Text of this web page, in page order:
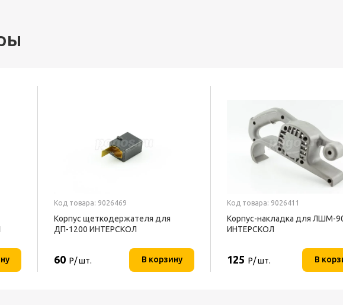
Код товара: 9026469
Корпус щеткодержателя для
ДП-1200 ИНТЕРСКОЛ
60 Р/ шт. В корзину
Код товара: 9026411
Корпус-накладка для ЛШМ-
ИНТЕРСКОЛ
125 Р/ шт. В